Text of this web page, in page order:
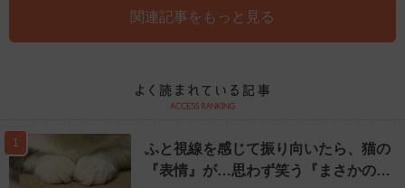
関連記事をもっと見る
1
ふと視線を感じて振り向いたら、猫の
『表情』が…思わず笑う『まさかの…